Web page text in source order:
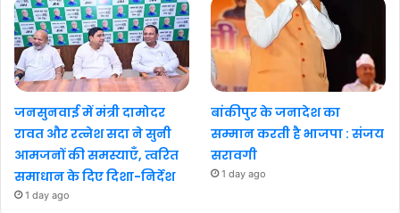
जनसुनवाई में मंत्री दामोदर
रावत और रत्नेश सदा ने सुनी
आमजनों की समस्याएँ, त्वरित
समाधान के दिए दिशा-निर्देश
1 day ago
बांकीपुर के जनादेश का
सम्मान करती है भाजपा : संजय
सरावगी
1 day ago